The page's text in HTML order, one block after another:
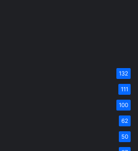
132
111
100
62
50